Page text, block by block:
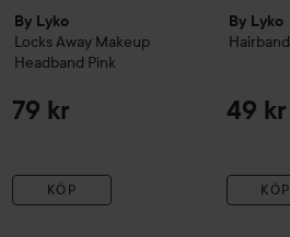
By Lyko
Locks Away Makeup
Headband Pink
79 kr
KÖP
By Lyko
Hairband
49 kr
KÖP